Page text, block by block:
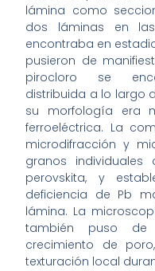
lámina como
dos láminas en
encontraba en
pusieron de
pirocloro se
distribuida a lo largo
su morfología era
ferroeléctrica. La
microdifracción y
granos
perovskita, y
deficiencia de Pb
lámina. La
también puso de
crecimiento de
texturación local